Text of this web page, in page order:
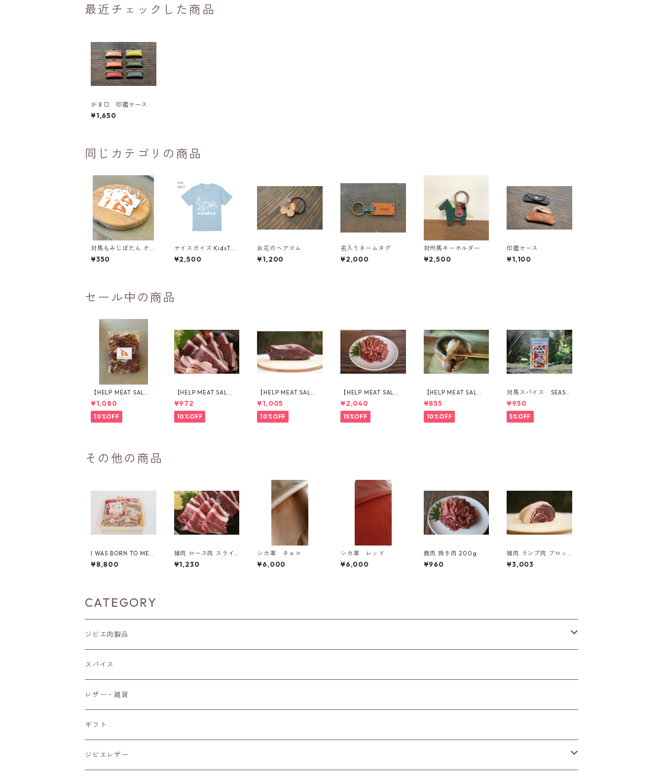
最近チェックした商品
がま口 印鑑ケース
¥1,650
同じカテゴリの商品
対馬もみじぼたん オリ
ジナルステッカー
¥350
ナイスガイズ KidsTシ
ャツ
¥2,500
お花のヘアゴム
¥1,200
名入りネームタグ
¥2,000
対州馬キーホルダー
¥2,500
印鑑ケース
¥1,100
セール中の商品
【HELP MEAT SAL
E！】猪肉で作った対
馬のソウルフード『と
んちゃん』
¥1,080
10%OFF
【HELP MEAT SAL
E！】猪肉 モモ肉 スラ
イス 150g
¥972
10%OFF
【HELP MEAT SAL
E！】猪肉 ももブロッ
ク（178g）
¥1,005
10%OFF
【HELP MEAT SAL
E！】猪肉 挽き肉 500
g
¥2,040
15%OFF
【HELP MEAT SAL
E！】猪肉 ウデ肉 スラ
イス 150g
¥855
10%OFF
対馬スパイス SEASO
NING FOR BOAR
¥950
5%OFF
その他の商品
I WAS BORN TO MEA
T YOU BOX 【スラ
イス×2P/ソーセージ×
¥8,800
猪肉 ロース肉 スライ
ス 150g
¥1,230
シカ革 チョコ
¥6,000
シカ革 レッド
¥6,000
鹿肉 挽き肉 200g
¥960
猪肉 ランプ肉 ブロッ
ク(479g)
¥3,003
CATEGORY
ジビエ肉製品
猪肉
ブロック肉
鹿肉
ブロック肉
スパイス
レザー・雑貨
ギフト
ジビエレザー